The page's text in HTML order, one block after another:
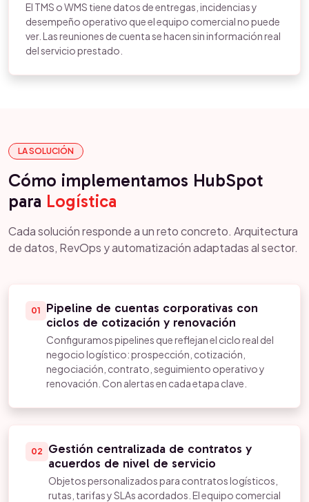
El TMS o WMS tiene datos de entregas, incidencias y
desempeño operativo que el equipo comercial no puede
ver. Las reuniones de cuenta se hacen sin información real
del servicio prestado.
LA SOLUCIÓN
Cómo implementamos HubSpot
para Logística
Cada solución responde a un reto concreto. Arquitectura
de datos, RevOps y automatización adaptadas al sector.
01
Pipeline de cuentas corporativas con
ciclos de cotización y renovación
Configuramos pipelines que reflejan el ciclo real del
negocio logístico: prospección, cotización,
negociación, contrato, seguimiento operativo y
renovación. Con alertas en cada etapa clave.
02
Gestión centralizada de contratos y
acuerdos de nivel de servicio
Objetos personalizados para contratos logísticos,
rutas, tarifas y SLAs acordados. El equipo comercial